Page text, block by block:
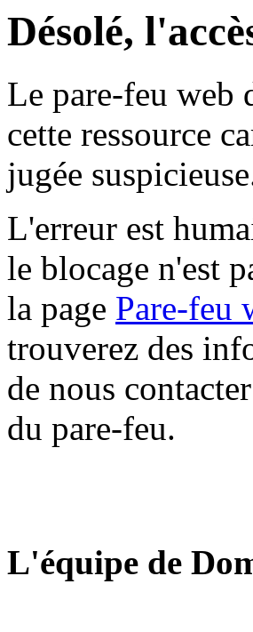
Désolé,
Le pare-feu web
cette ressource
jugée
L'erreur est
le blocage n'est
la page Pare-feu
trouverez des
de nous
du pare-feu.
L'équipe de